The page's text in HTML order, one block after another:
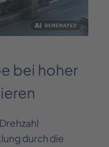
bei hoher
durch die